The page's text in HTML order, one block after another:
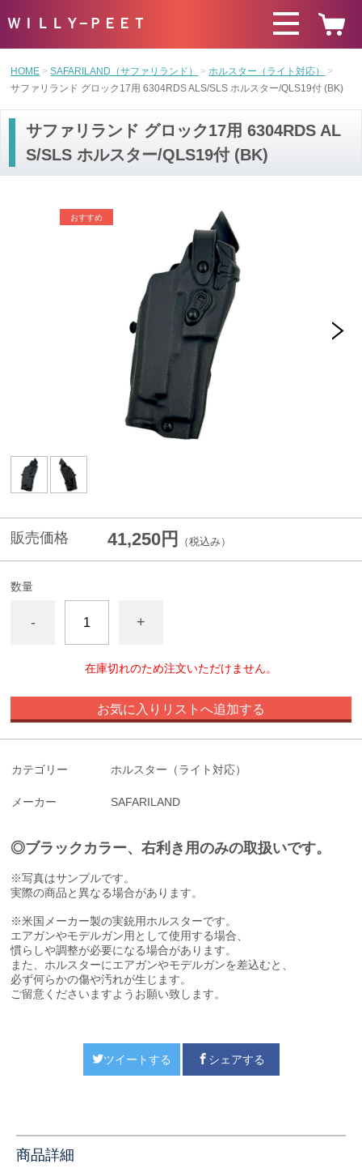
ＷＩＬＬＹ−ＰＥＥＴ
HOME SAFARILAND（サファリランド）
ホルスター（ライト対応）
サファリランド グロック17用 6304RDS ALS/SLS ホルスター/QLS19付 (BK)
サファリランド グロック17用 6304RDS AL
S/SLS ホルスター/QLS19付 (BK)
販売価格 41,250円 （税込み）
数量
- +
在庫切れのため注文いただけません。
お気に入りリストへ追加する
カテゴリー ホルスター（ライト対応）
メーカー SAFARILAND
◎ブラックカラー、右利き用のみの取扱いです。
※写真はサンプルです。
実際の商品と異なる場合があります。
※米国メーカー製の実銃用ホルスターです。
エアガンやモデルガン用として使用する場合、
慣らしや調整が必要になる場合があります。
また、ホルスターにエアガンやモデルガンを差込むと、
必ず何らかの傷や汚れが生じます。
ご留意くださいますようお願い致します。
ツイートする シェアする
商品詳細